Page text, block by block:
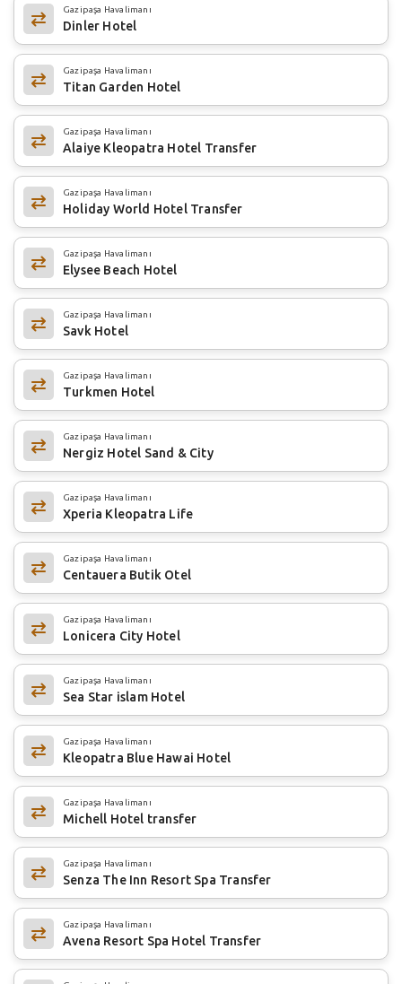
Gazipaşa Havalimanı
Dinler Hotel
Gazipaşa Havalimanı
Titan Garden Hotel
Gazipaşa Havalimanı
Alaiye Kleopatra Hotel Transfer
Gazipaşa Havalimanı
Holiday World Hotel Transfer
Gazipaşa Havalimanı
Elysee Beach Hotel
Gazipaşa Havalimanı
Savk Hotel
Gazipaşa Havalimanı
Turkmen Hotel
Gazipaşa Havalimanı
Nergiz Hotel Sand & City
Gazipaşa Havalimanı
Xperia Kleopatra Life
Gazipaşa Havalimanı
Centauera Butik Otel
Gazipaşa Havalimanı
Lonicera City Hotel
Gazipaşa Havalimanı
Sea Star islam Hotel
Gazipaşa Havalimanı
Kleopatra Blue Hawai Hotel
Gazipaşa Havalimanı
Michell Hotel transfer
Gazipaşa Havalimanı
Senza The Inn Resort Spa Transfer
Gazipaşa Havalimanı
Avena Resort Spa Hotel Transfer